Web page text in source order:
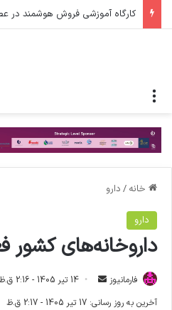
کارگاه آموزشی فروش هوشمند در
خانه / دارو
دارو
داروخانه‌های کشور
فارمانیوز
14 تیر 1405 - 2:16 ق.ظ
آخرین به روز رسانی: 17 تیر 1405 - 2:17 ق.ظ